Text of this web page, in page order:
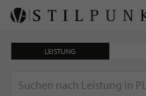
LEISTUNG